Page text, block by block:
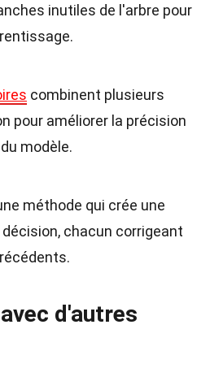
inutiles de l'arbre pour
combinent plusieurs
pour améliorer la précision
modèle.
méthode qui crée une
chacun corrigeant
d'autres